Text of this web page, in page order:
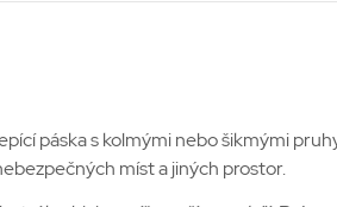
páska s kolmými nebo šikmými
míst a jiných prostor.